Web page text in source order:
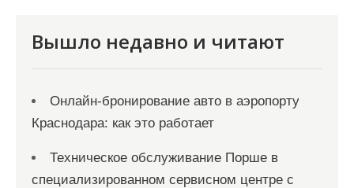
Вышло недавно и читают
Онлайн‑бронирование авто в аэропорту
Краснодара: как это работает
Техническое обслуживание Порше в
специализированном сервисном центре с